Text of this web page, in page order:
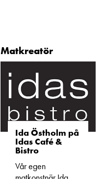
Matkreatör
Ida Östholm på
Idas Café &
Bistro
Vår egen